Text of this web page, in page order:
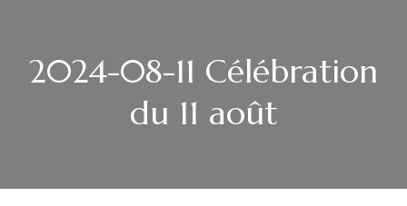
2024-08-11 Célébration
du 11 août